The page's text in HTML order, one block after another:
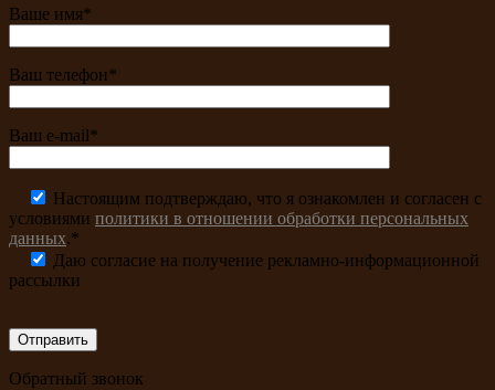
Ваше имя*
Ваш телефон*
Ваш e-mail*
Настоящим подтверждаю, что я ознакомлен и согласен с
условиями политики в отношении обработки персональных
данных.*
Даю согласие на получение рекламно-информационной
рассылки
Обратный звонок